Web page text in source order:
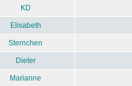
KD
Elisabeth
Sternchen
Dieter
Marianne